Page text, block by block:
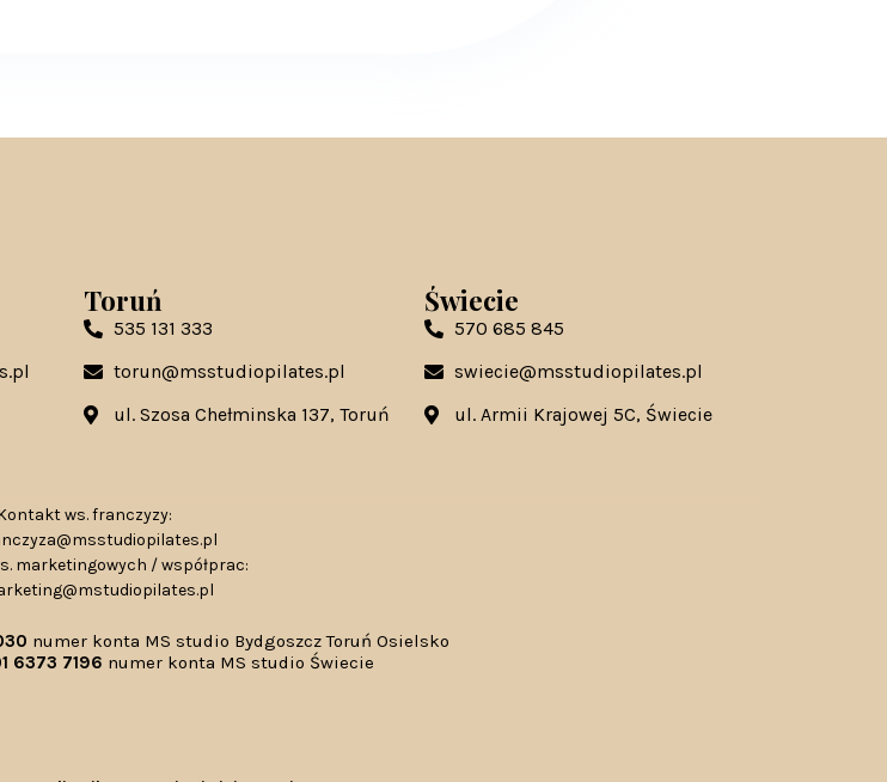
Toruń
535 131 333
torun@msstudiopilates.pl
ul. Szosa Chełminska 137, Toruń
Świecie
570 685 845
swiecie@msstudiopilates.pl
ul. Armii Krajowej 5C, Świecie
ws. franczyzy:
marketingowych / współprac:
numer konta MS studio Bydgoszcz Toruń Osielsko
6373 7196 numer konta MS studio Świecie